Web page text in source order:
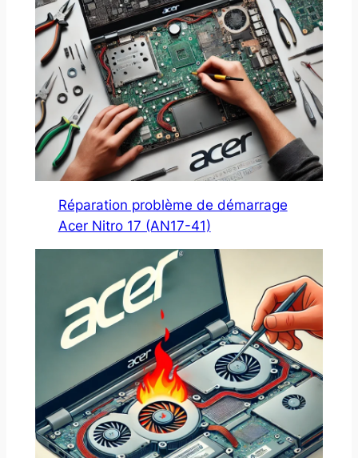
Réparation problème de démarrage
Acer Nitro 17 (AN17-41)